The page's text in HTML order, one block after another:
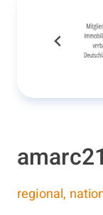
regional,